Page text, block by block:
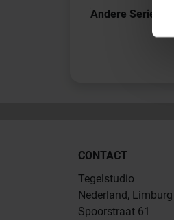
Andere Series
CONTACT
Tegelstudio
Nederland, Limburg
Spoorstraat 61